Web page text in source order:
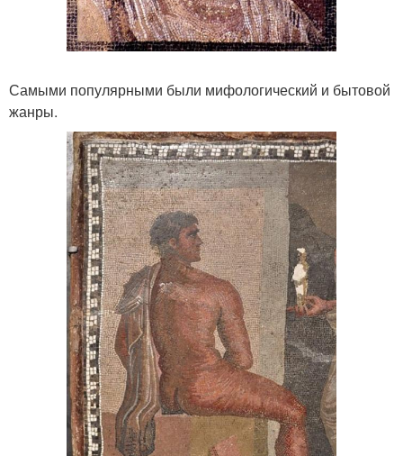
Самыми популярными были мифологический и бытовой
жанры.